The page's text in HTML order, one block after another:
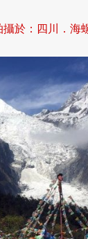
於：四川．海